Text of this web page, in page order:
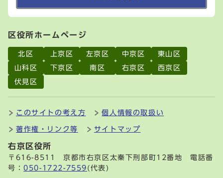
区役所ホームページ
北区 上京区 左京区 中京区
東山区
山科区
下京区 南区 右京区
西京区
伏見区
このサイトの考え方 個人情報の取扱い
著作権・リンク等 サイトマップ
右京区役所
〒616-8511 京都市右京区太秦下刑部町12番地 電話番
号：050-1722-7559 (代表)